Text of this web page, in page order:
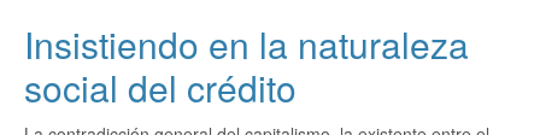
Insistiendo en la naturaleza
social del crédito